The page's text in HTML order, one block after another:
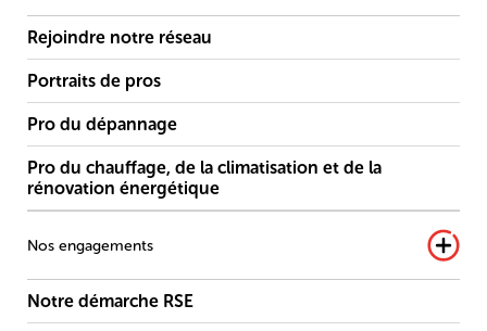
Rejoindre notre réseau
Portraits de pros
Pro du dépannage
Pro du chauffage, de la climatisation et de la
rénovation énergétique
Nos engagements
Notre démarche RSE